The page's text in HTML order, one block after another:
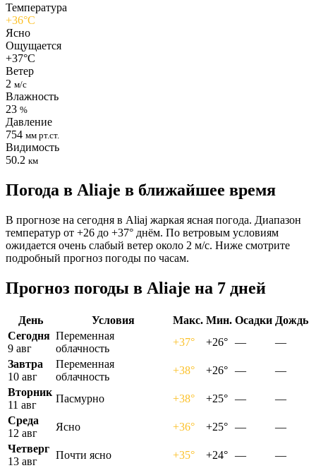
Температура
+36°C
Ясно
Ощущается
+37°C
Ветер
2 м/с
Влажность
23 %
Давление
754 мм рт.ст.
Видимость
50.2 км
Погода в Aliajе в ближайшее время
В прогнозе на сегодня в Aliaj жаркая ясная погода. Диапазон
температур от +26 до +37° днём. По ветровым условиям
ожидается очень слабый ветер около 2 м/с. Ниже смотрите
подробный прогноз погоды по часам.
Прогноз погоды в Aliajе на 7 дней
День Условия Макс. Мин. Осадки Дождь
Сегодня
9 авг
Переменная
облачность
+37° +26° —
—
Завтра
10 авг
Переменная
облачность
+38° +26° —
—
Вторник
11 авг
Пасмурно +38° +25° —
—
Среда
12 авг
Ясно +36° +25° —
—
Четверг
13 авг
Почти ясно +35° +24° —
—